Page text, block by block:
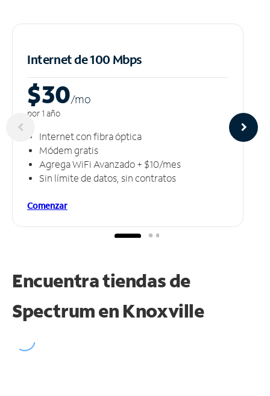
Internet de 100 Mbps
$30/mo
por 1 año
Internet con fibra óptica
Módem gratis
Agrega WiFi Avanzado + $10/mes
Sin límite de datos, sin contratos
Comenzar
Encuentra tiendas de
Spectrum en Knoxville